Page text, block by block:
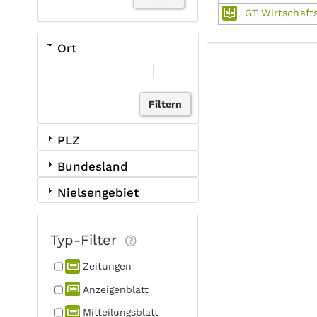
Ort
PLZ
Bundesland
Nielsengebiet
Typ-Filter
Zeitungen
Anzeigen­blatt
Mitteilungs­blatt
GT